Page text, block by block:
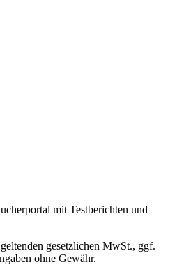
mit Testberichten und
gesetzlichen MwSt., ggf.
ohne Gewähr.